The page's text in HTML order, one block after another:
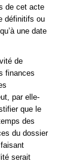
de cet acte
définitifs ou
une date
de
finances
par elle-
que le
des
du dossier
serait